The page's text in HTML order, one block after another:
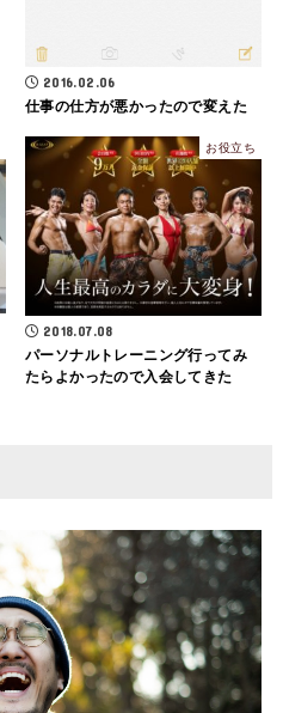
2016.02.06
仕事の仕方が悪かったので変えた
お役立ち
2018.07.08
パーソナルトレーニング行ってみ
たらよかったので入会してきた